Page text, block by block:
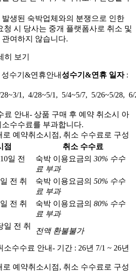
발생된 숙박업체와의 분쟁으로 인한
청 시 당사는 중개 플랫폼사로 취소 및
여하지 않습니다.
히 보기
수기&연휴안내성수기&연휴 일자:
1, 4/28~5/1, 5/4~5/7, 5/26~5/28,
료 안내- 상품 구매 후 예약 취소시 아
수수료를 부과합니다.
로 예약취소시점, 취소 수수료로 구성
점
취소 수수료
일 전
숙박 이용요금의 30% 수수
료 부과
전 취
숙박 이용요금의 50% 수수
료 부과
전 취
숙박 이용요금의 80% 수수
료 부과
일 전 취
전액 환불불가
수수료 안내- 기간 : 26년 7/1 ~ 26년
로 예약취소시점, 취소 수수료로 구성